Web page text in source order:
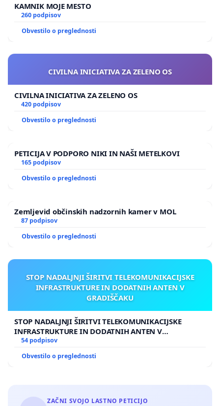
KAMNIK MOJE MESTO
260 podpisov
Obvestilo o preglednosti
CIVILNA INICIATIVA ZA ZELENO OS
CIVILNA INICIATIVA ZA ZELENO OS
420 podpisov
Obvestilo o preglednosti
PETICIJA V PODPORO NIKI IN NAŠI METELKOVI
165 podpisov
Obvestilo o preglednosti
Zemljevid občinskih nadzornih kamer v MOL
87 podpisov
Obvestilo o preglednosti
STOP NADALJNJI ŠIRITVI TELEKOMUNIKACIJSKE
INFRASTRUKTURE IN DODATNIH ANTEN V
GRADIŠČAKU
STOP NADALJNJI ŠIRITVI TELEKOMUNIKACIJSKE
INFRASTRUKTURE IN DODATNIH ANTEN V
GRADIŠČAKU
54 podpisov
Obvestilo o preglednosti
ZAČNI SVOJO LASTNO PETICIJO